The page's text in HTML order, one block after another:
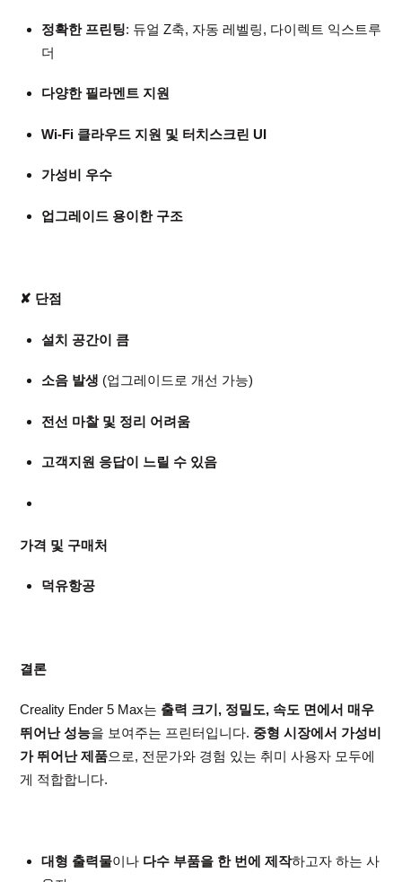
정확한 프린팅: 듀얼 Z축, 자동 레벨링, 다이렉트 익스트루
더
다양한 필라멘트 지원
Wi-Fi 클라우드 지원 및 터치스크린 UI
가성비 우수
업그레이드 용이한 구조
✘ 단점
설치 공간이 큼
소음 발생 (업그레이드로 개선 가능)
전선 마찰 및 정리 어려움
고객지원 응답이 느릴 수 있음
가격 및 구매처
덕유항공
결론
Creality Ender 5 Max는 출력 크기, 정밀도, 속도 면에서 매우
뛰어난 성능을 보여주는 프린터입니다. 중형 시장에서 가성비
가 뛰어난 제품으로, 전문가와 경험 있는 취미 사용자 모두에
게 적합합니다.
대형 출력물이나 다수 부품을 한 번에 제작하고자 하는 사